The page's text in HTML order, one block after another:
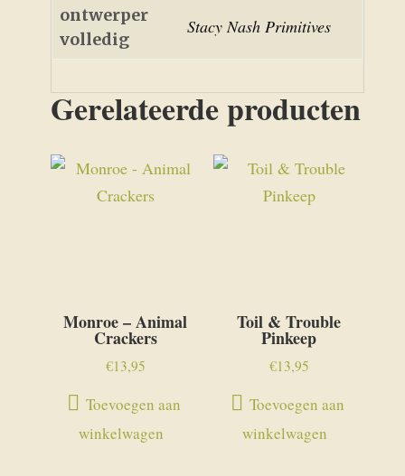
ontwerper
volledig
Stacy Nash Primitives
Gerelateerde producten
Monroe – Animal
Crackers
€13,95
Toevoegen aan
winkelwagen
Toil & Trouble
Pinkeep
€13,95
Toevoegen aan
winkelwagen